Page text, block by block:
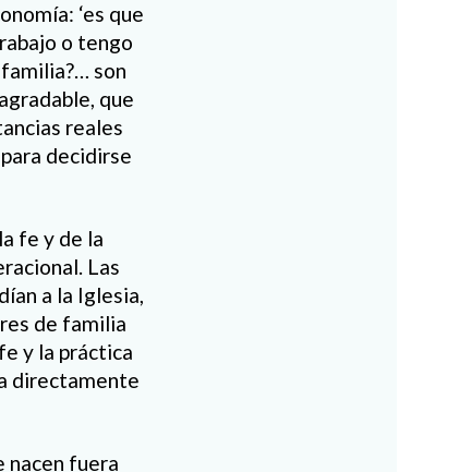
‘es que
o tengo
son
que
reales
decidirse
fe y de la
Las
a la Iglesia,
de familia
y la práctica
directamente
nacen fuera